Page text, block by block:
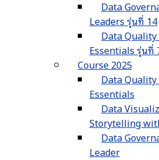
Data
Leaders รุ่นที่ 14
Data
Essentials รุ่นที่
Course 2025
Data
Essentials
Data
Storytelling
Data
Leader